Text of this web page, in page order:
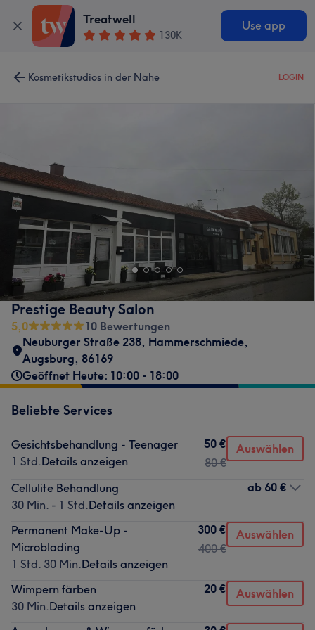
Treatwell
130K
Use app
Kosmetikstudios in der Nähe LOGIN
Prestige Beauty Salon
5,0
10 Bewertungen
Neuburger Straße 238, Hammerschmiede,
Augsburg, 86169
Geöffnet Heute: 10:00 - 18:00
Beliebte Services
Gesichtsbehandlung - Teenager
1 Std.Details anzeigen
50 €
80 €
Auswählen
Cellulite Behandlung
30 Min. - 1 Std.Details anzeigen
ab 60 €
Permanent Make-Up -
Microblading
1 Std. 30 Min.Details anzeigen
300 €
400 €
Auswählen
Wimpern färben
30 Min.Details anzeigen
20 € Auswählen